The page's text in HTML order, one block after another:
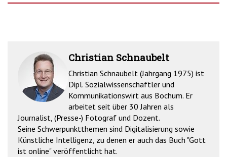
Christian Schnaubelt
Christian Schnaubelt (Jahrgang 1975) ist
Dipl. Sozialwissenschaftler und
Kommunikationswirt aus Bochum. Er
arbeitet seit über 30 Jahren als
Journalist, (Presse-) Fotograf und Dozent.
Seine Schwerpunktthemen sind Digitalisierung sowie
Künstliche Intelligenz, zu denen er auch das Buch "Gott
ist online" veröffentlicht hat.